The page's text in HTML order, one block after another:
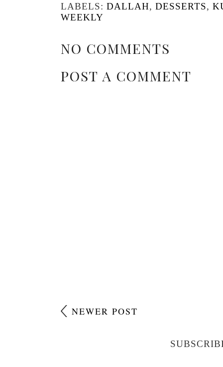
LABELS: DALLAH, DESSERTS,
WEEKLY
NO COMMENTS
POST A COMMENT
NEWER POST